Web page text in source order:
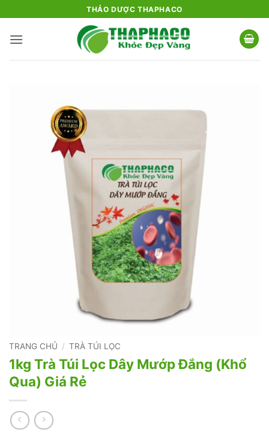
qua
nội
THẢO DƯỢC THAPHACO
TRANG CHỦ / TRÀ TÚI LỌC
1kg Trà Túi Lọc Dây Mướp Đắng (Khổ
Qua) Giá Rẻ